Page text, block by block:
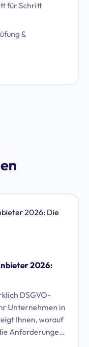
für Schritt
&
2026:
DSGVO-
Unternehmen in
Ihnen, worauf
Anforderungen
für Ihr